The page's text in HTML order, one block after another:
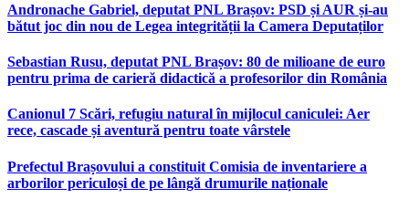
Andronache Gabriel, deputat PNL Brașov: PSD și AUR și-au
bătut joc din nou de Legea integrității la Camera Deputaților
Sebastian Rusu, deputat PNL Brașov: 80 de milioane de euro
pentru prima de carieră didactică a profesorilor din România
Canionul 7 Scări, refugiu natural în mijlocul caniculei: Aer
rece, cascade și aventură pentru toate vârstele
Prefectul Brașovului a constituit Comisia de inventariere a
arborilor periculoși de pe lângă drumurile naționale